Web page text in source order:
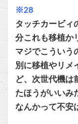
※28
タッチカービィ
分これも移植か
マジでこういう
別に移植やリメ
ど、次世代機は
たほうがいいみ
なんかって不安